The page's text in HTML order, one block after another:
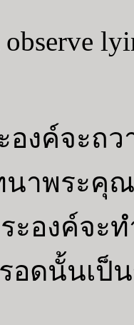
องค์จะถ
นาพระ
ระองค์จ
อดนั้นเป็